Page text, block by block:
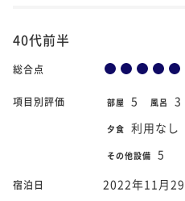
40代前半
総合点
項目別評価 部屋 5 風呂 3
夕食 利用なし
その他設備 5
宿泊日 2022年11月